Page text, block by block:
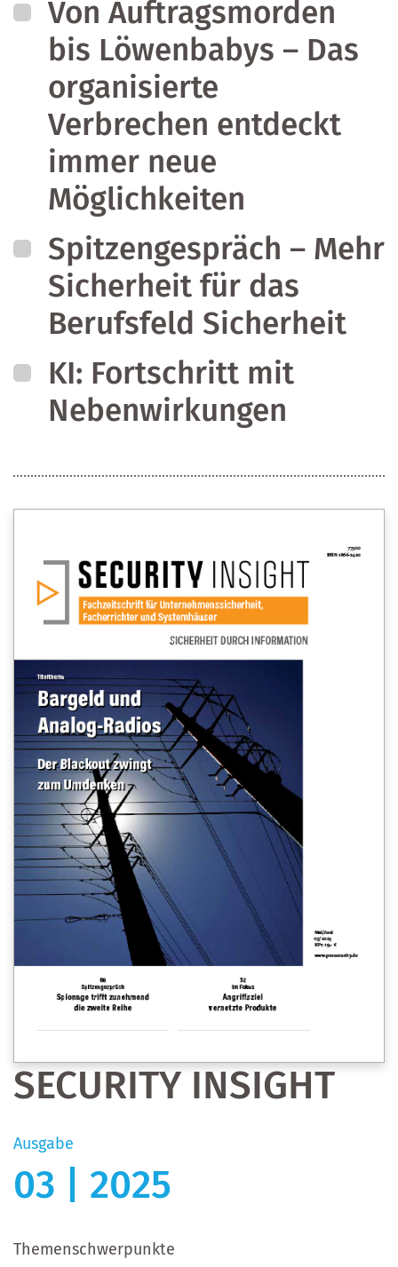
Von Auftragsmorden
bis Löwenbabys – Das
organisierte
Verbrechen entdeckt
immer neue
Möglichkeiten
Spitzengespräch – Mehr
Sicherheit für das
Berufsfeld Sicherheit
KI: Fortschritt mit
Nebenwirkungen
SECURITY INSIGHT
Ausgabe
03 | 2025
Themenschwerpunkte